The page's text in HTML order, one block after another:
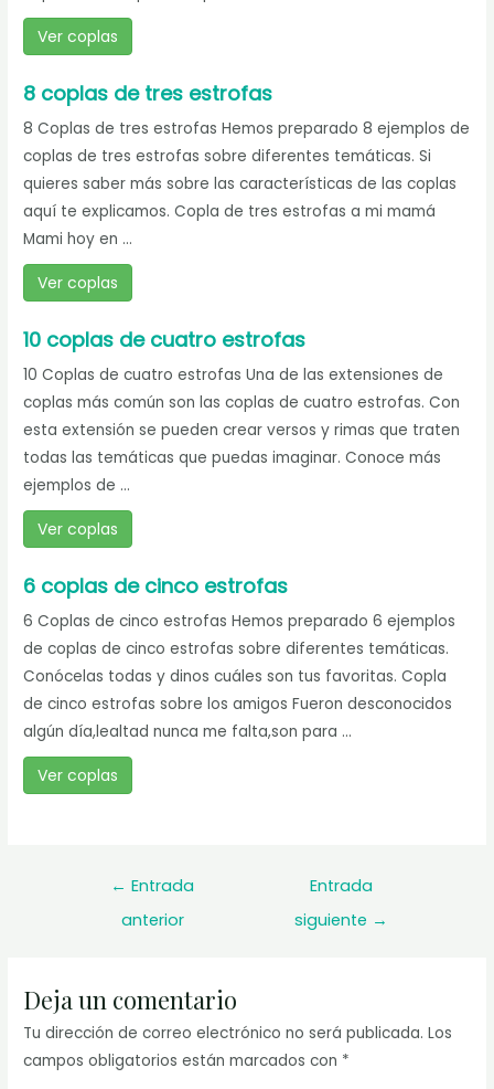
Ver coplas
8 coplas de tres estrofas
8 Coplas de tres estrofas Hemos preparado 8 ejemplos de
coplas de tres estrofas sobre diferentes temáticas. Si
quieres saber más sobre las características de las coplas
aquí te explicamos. Copla de tres estrofas a mi mamá
Mami hoy en ...
Ver coplas
10 coplas de cuatro estrofas
10 Coplas de cuatro estrofas Una de las extensiones de
coplas más común son las coplas de cuatro estrofas. Con
esta extensión se pueden crear versos y rimas que traten
todas las temáticas que puedas imaginar. Conoce más
ejemplos de ...
Ver coplas
6 coplas de cinco estrofas
6 Coplas de cinco estrofas Hemos preparado 6 ejemplos
de coplas de cinco estrofas sobre diferentes temáticas.
Conócelas todas y dinos cuáles son tus favoritas. Copla
de cinco estrofas sobre los amigos Fueron desconocidos
algún día,lealtad nunca me falta,son para ...
Ver coplas
Navegación
← Entrada
anterior
Entrada
siguiente →
Deja un comentario
Tu dirección de correo electrónico no será publicada. Los
campos obligatorios están marcados con *